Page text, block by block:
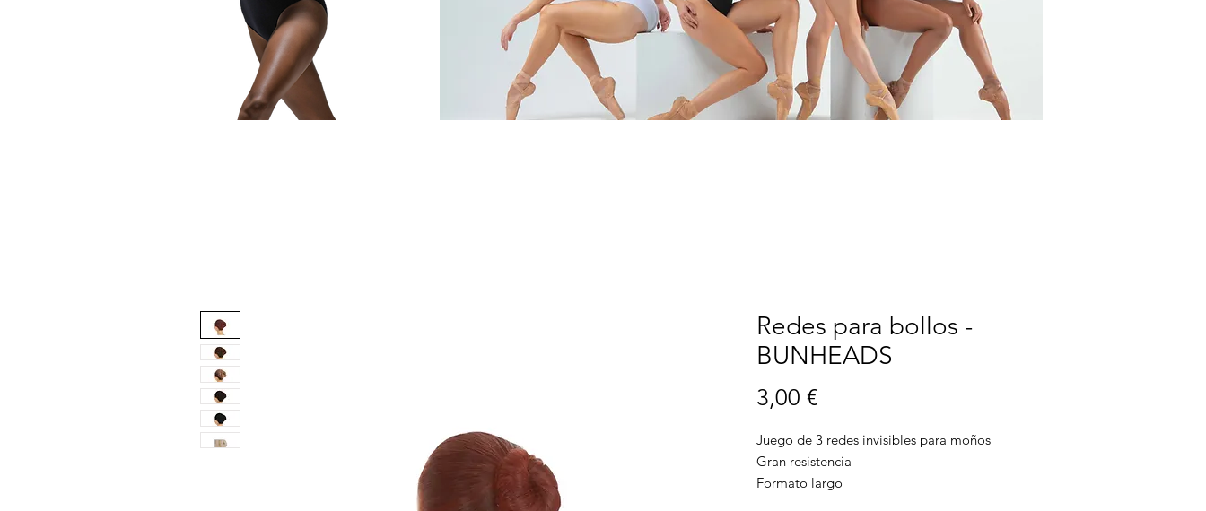
Redes para bollos -
BUNHEADS
3,00 €Precio
Juego de 3 redes invisibles para moños
Gran resistencia
Formato largo